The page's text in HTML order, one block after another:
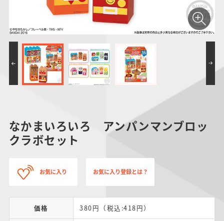
PROJECT R.E.D.・
スーパー戦隊シリー
ズ
ポケットモンスター
サンリオキャラクタ
つりグミ SMPシリーズ
なかまいろいろ アンパンマンブロッ
クラボセット
お気に入り お気に入り登録とは？
価格 380円（税込:418円）